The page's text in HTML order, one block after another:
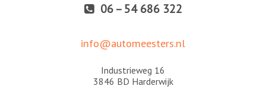
06 – 54 686 322
info@automeesters.nl
Industrieweg 16
3846 BD Harderwijk